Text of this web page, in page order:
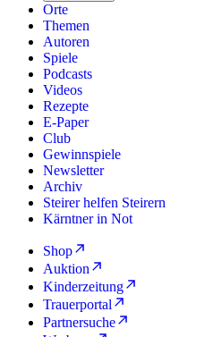
Orte
Themen
Autoren
Spiele
Podcasts
Videos
Rezepte
E-Paper
Club
Gewinnspiele
Newsletter
Archiv
Steirer helfen Steirern
Kärntner in Not
Shop
Auktion
Kinderzeitung
Trauerportal
Partnersuche